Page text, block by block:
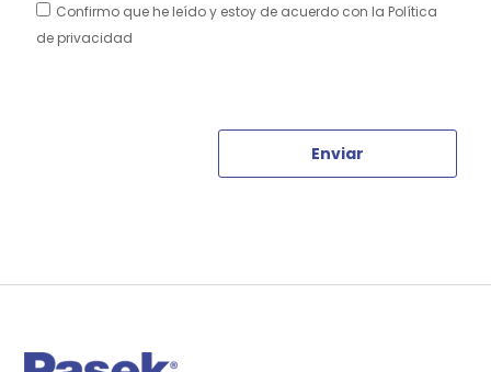
Confirmo que he leído y estoy de acuerdo con la Política
de privacidad
Enviar